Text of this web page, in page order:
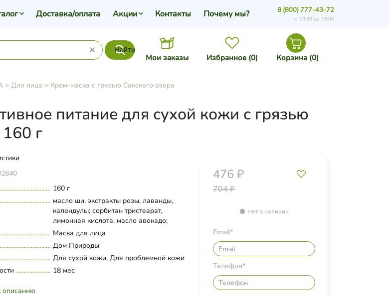
Найти
Мои заказы Избранное (0) Корзина (0)
Доставка/оплата Акции Контакты Почему мы? 8 (800) 777-43-72
с 10:00 до 18:00
> Для лица > Крем-маска с грязью Сакского озера
питание для сухой кожи с грязью
г
160 г
масло ши, экстракты розы, лаванды,
календулы; сорбитан тристеарат,
лимонная кислота, масло авокадо;
цетеариловый спирт, глицерин, лецитин
соевый, сорбитан олеат; эфиры
полиглицерина, полиглицериды жирных
кислот; глицерилмоностеарат, каприк/
каприлик триглицерид, Д-пантенол;
Развернуть состав
Маска для лица
Дом Природы
Для сухой кожи, Для проблемной кожи
18 мес
описанию
476 ₽
704 ₽
Нет в наличии
Email*
Телефон*